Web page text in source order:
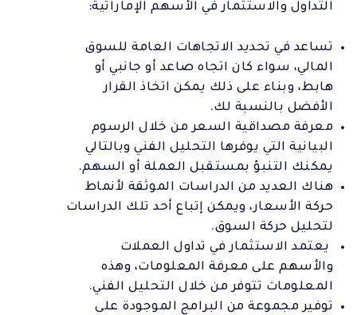
التداول والاستثمار في الأسهم الإماراتية:
تساعد في تحديد الاتجاهات العامة للسوق
المالي، سواء كان اتجاه صاعد أو جانبي أو
هابط، وبناء على ذلك يمكن اتخاذ القرار
الأفضل بالنسبة لك.
معرفة مصداقية السعر من خلال الرسوم
البيانية التي يوفرها التحليل الفني وبالتالي
يمكنك التنبؤ بمستقبل العملة أو السهم.
هناك العديد من الدراسات الموثقة لأنماط
حركة الأسعار، ويمكن إتباع أحد تلك الدراسات
لتحليل حركة السوق.
يعتمد الاستثمار في تداول العملات
والأسهم على معرفة المعلومات، وهذه
المعلومات تتوفر من خلال التحليل الفني.
توفير مجموعة من البرامج الموجودة على